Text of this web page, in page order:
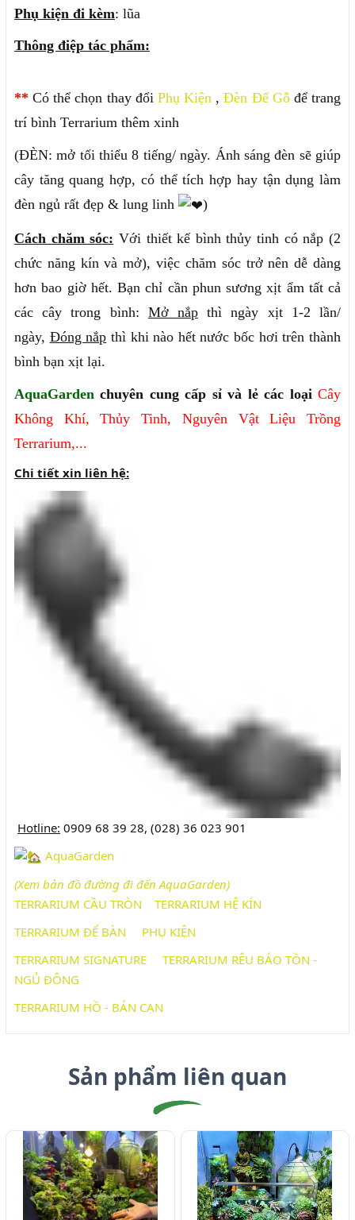
Phụ kiện đi kèm: lũa
Thông điệp tác phẩm:
** Có thể chọn thay đổi Phụ Kiện ,Đèn Đế Gỗđể trang
trí bình Terrarium thêm xinh
(ĐÈN: mở tối thiểu 8 tiếng/ ngày. Ánh sáng đèn sẽ giúp
cây tăng quang hợp, có thể tích hợp hay tận dụng làm
đèn ngủ rất đẹp & lung linh
)
Cách chăm sóc: Với thiết kế bình thủy tinh có nắp (2
chức năng kín và mở), việc chăm sóc trở nên dễ dàng
hơn bao giờ hết. Bạn chỉ cần phun sương xịt ẩm tất cả
các cây trong bình: Mở nắp thì ngày xịt 1-2 lần/
ngày, Đóng nắp thì khi nào hết nước bốc hơi trên thành
bình bạn xịt lại.
AquaGarden chuyên cung cấp sỉ và lẻ các loạiCây
Không Khí,Thủy Tinh, Nguyên Vật Liệu Trồng
Terrarium,...
Chi tiết xin liên hệ:
Hotline: 0909 68 39 28, (028) 36 023 901
AquaGarden
(Xem bản đồ đường đi đến AquaGarden)
TERRARIUM CẦU TRÒN
TERRARIUM HỆ KÍN
TERRARIUM ĐỂ BÀN
PHỤ KIỆN
TERRARIUM SIGNATURE
TERRARIUM RÊU BÁO TỒN -
NGỦ ĐÔNG
TERRARIUM HỒ - BÁN CẠN
Sản phẩm liên quan